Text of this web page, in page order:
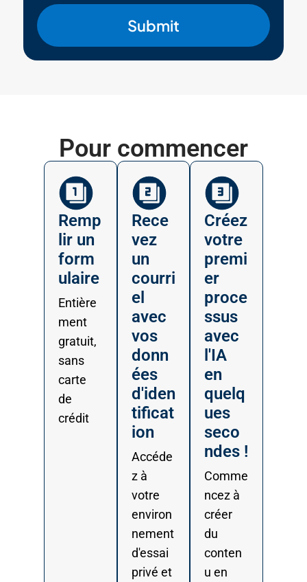
Submit
Pour commencer
Remp
lir un
form
ulaire
Entière
ment
gratuit,
sans
carte
de
crédit
Rece
vez
un
courri
el
avec
vos
donn
ées
d'iden
tificat
ion
Accéde
z à
votre
environ
nement
d'essai
privé et
Créez
votre
premi
er
proce
ssus
avec
l'IA
en
quelq
ues
seco
ndes !
Comme
ncez à
créer
du
conten
u en